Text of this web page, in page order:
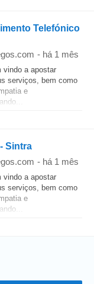
Telefónico
- há 1 mês
a apostar
serviços, bem como
e
Sintra
- há 1 mês
a apostar
serviços, bem como
e